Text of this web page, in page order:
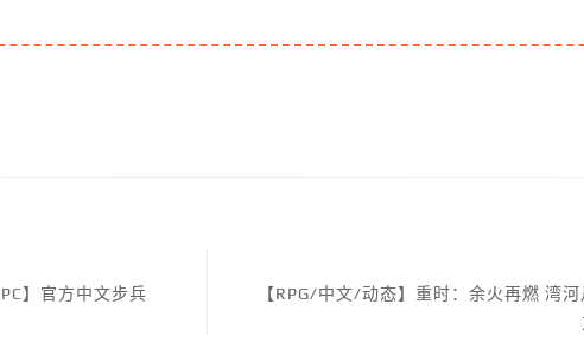
】官方中文步兵
【RPG/中文/动态】重时：余火再燃 湾